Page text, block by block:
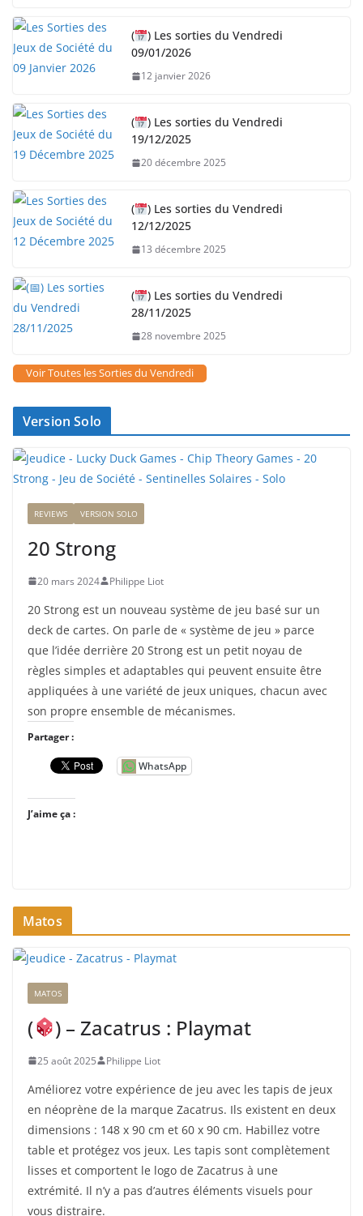
(
) Les sorties du Vendredi
09/01/2026
12 janvier 2026
(
) Les sorties du Vendredi
19/12/2025
20 décembre 2025
(
) Les sorties du Vendredi
12/12/2025
13 décembre 2025
(
) Les sorties du Vendredi
28/11/2025
28 novembre 2025
Voir Toutes les Sorties du Vendredi
Version Solo
REVIEWS VERSION SOLO
20 Strong
20 mars 2024 Philippe Liot
20 Strong est un nouveau système de jeu basé sur un
deck de cartes. On parle de « système de jeu » parce
que l’idée derrière 20 Strong est un petit noyau de
règles simples et adaptables qui peuvent ensuite être
appliquées à une variété de jeux uniques, chacun avec
son propre ensemble de mécanismes.
Partager :
WhatsApp
J’aime ça :
Matos
MATOS
( ) – Zacatrus : Playmat
25 août 2025 Philippe Liot
Améliorez votre expérience de jeu avec les tapis de jeux
en néoprène de la marque Zacatrus. Ils existent en deux
dimensions : 148 x 90 cm et 60 x 90 cm. Habillez votre
table et protégez vos jeux. Les tapis sont complètement
lisses et comportent le logo de Zacatrus à une
extrémité. Il n’y a pas d’autres éléments visuels pour
vous distraire.